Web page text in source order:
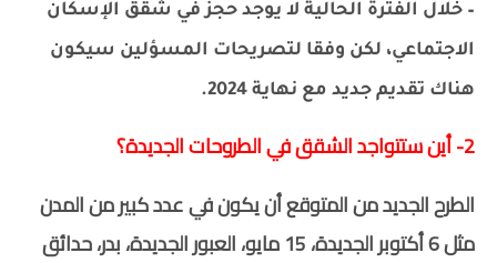
– خلال الفترة الحالية لا يوجد حجز في شقق الإسكان
الاجتماعي، لكن وفقا لتصريحات المسؤلين سيكون
هناك تقديم جديد مع نهاية 2024.
2- أين ستتواجد الشقق في الطروحات الجديدة؟
الطرح الجديد من المتوقع أن يكون في عدد كبير من المدن
مثل 6 أكتوبر الجديدة، 15 مايو، العبور الجديدة، بدر، حدائق